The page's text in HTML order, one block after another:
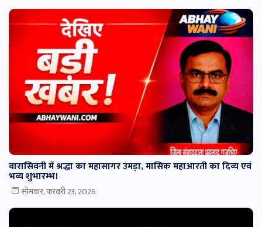
वारासिवनी में श्रद्धा का महासागर उमड़ा, मासिक महाआरती का दिव्य एवं
भव्य शुभारम्भ।
सोमवार, फ़रवरी 23, 2026